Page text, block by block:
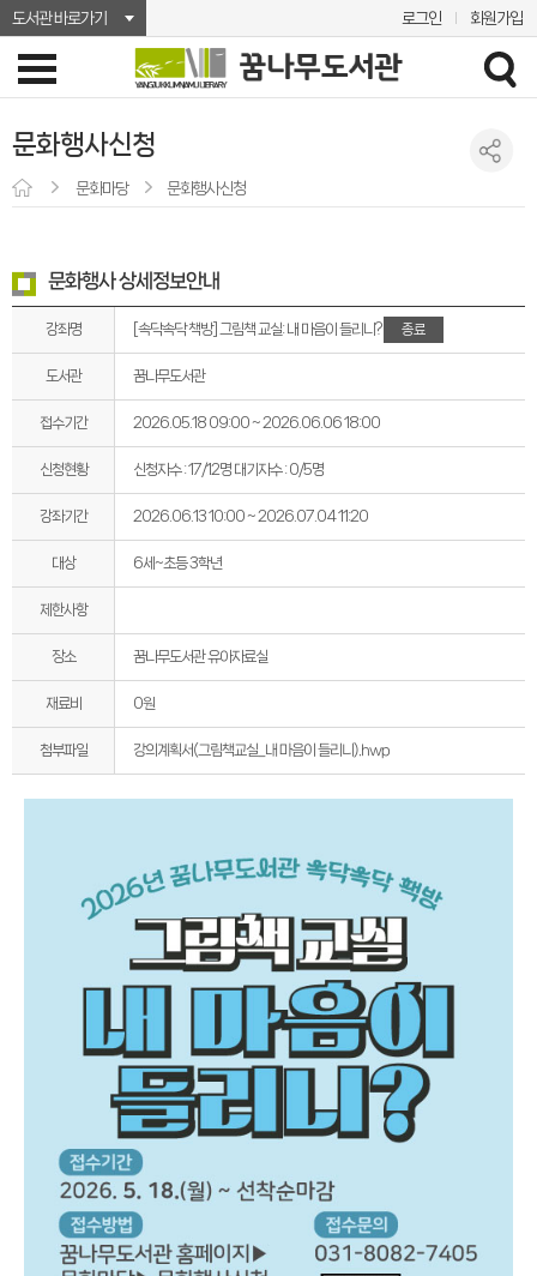
도서관 바로가기 로그인 회원가입
문화행사신청
문화마당 문화행사신청
문화행사 상세정보안내
강좌명 [속닥속닥 책방] 그림책 교실: 내 마음이 들리니? 종료
도서관 꿈나무도서관
접수기간 2026.05.18 09:00 ~ 2026.06.06 18:00
신청현황 신청자수 : 17/12명 대기자수 : 0/5명
강좌기간 2026.06.13 10:00 ~ 2026.07.04 11:20
대상 6세~초등 3학년
제한사항
장소 꿈나무도서관 유아자료실
재료비 0원
첨부파일 강의계획서(그림책교실_내 마음이 들리니).hwp